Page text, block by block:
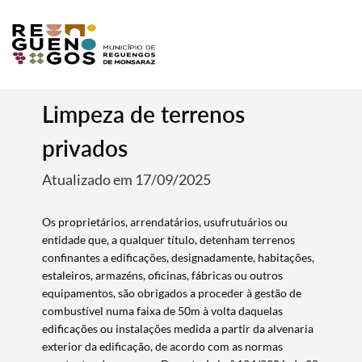
Limpeza de terrenos
privados
Atualizado em 17/09/2025
Os proprietários, arrendatários, usufrutuários ou
entidade que, a qualquer título, detenham terrenos
confinantes a edificações, designadamente, habitações,
estaleiros, armazéns, oficinas, fábricas ou outros
equipamentos, são obrigados a proceder à gestão de
combustível numa faixa de 50m à volta daquelas
edificações ou instalações medida a partir da alvenaria
exterior da edificação, de acordo com as normas